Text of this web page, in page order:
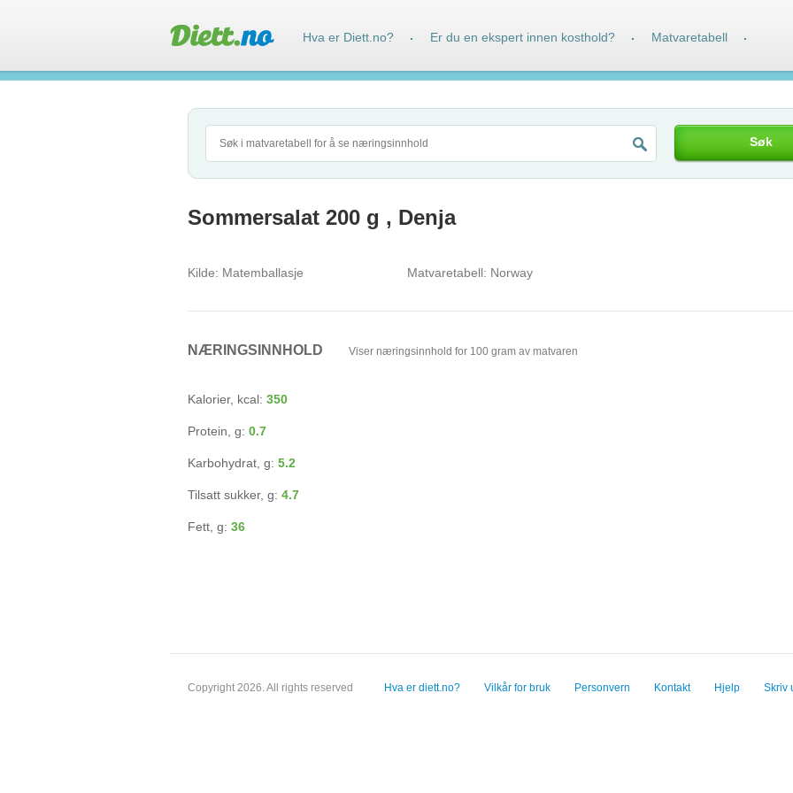
Søk
Sommersalat 200 g , Denja
Kilde: Matemballasje Matvaretabell: Norway
NÆRINGSINNHOLD Viser næringsinnhold for 100 gram av matvaren
Kalorier, kcal: 350
Protein, g: 0.7
Karbohydrat, g: 5.2
Tilsatt sukker, g: 4.7
Fett, g: 36
Copyright 2026. All rights reserved Hva er diett.no? Vilkår for bruk Personvern Kontakt Hjelp Skriv
Hva er Diett.no? · Er du en ekspert innen kosthold? · Matvaretabell ·